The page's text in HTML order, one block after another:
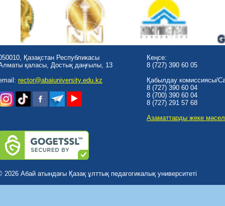
Қазақстан Республикасы
қаласы, Достық даңғылы, 13
rector@abaiuniversity.edu.kz
Кеңсе:
8 (727) 390 60 05
Қабылдау комиссиясы/
8 (727) 390 60 04
8 (700) 390 60 04
8 (727) 291 57 68
Азаматтарды жеке
2026 Абай атындағы Қазақ ұлттық педагогикалық университеті